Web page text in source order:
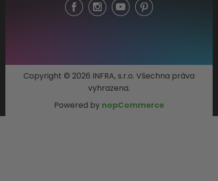
Copyright © 2026 INFRA, s.r.o. Všechna práva
vyhrazena.
Powered by nopCommerce